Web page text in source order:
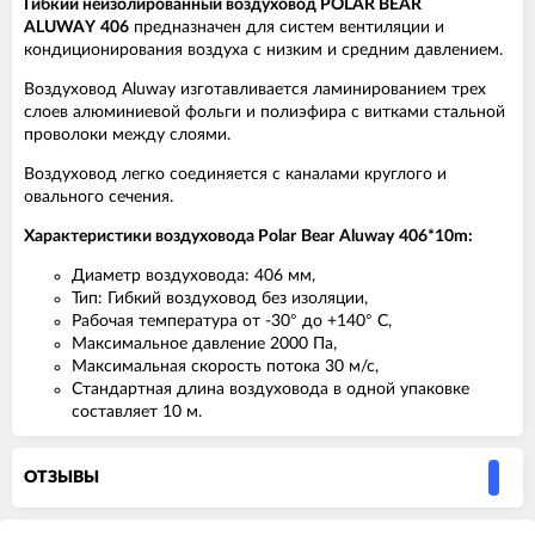
Гибкий неизолированный воздуховод POLAR BEAR
ALUWAY 406 предназначен для систем вентиляции и
кондиционирования воздуха с низким и средним давлением.
Воздуховод Aluway изготавливается ламинированием трех
слоев алюминиевой фольги и полиэфира с витками стальной
проволоки между слоями.
Воздуховод легко соединяется с каналами круглого и
овального сечения.
Характеристики воздуховода Polar Bear Aluway 406*10m:
Диаметр воздуховода: 406 мм,
Тип: Гибкий воздуховод без изоляции,
Рабочая температура от -30° до +140° С,
Максимальное давление 2000 Па,
Максимальная скорость потока 30 м/с,
Стандартная длина воздуховода в одной упаковке
составляет 10 м.
ОТЗЫВЫ